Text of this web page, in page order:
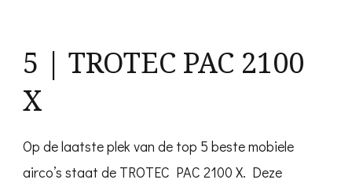
5 | TROTEC PAC 2100
X
Op de laatste plek van de top 5 beste mobiele
airco’s staat de TROTEC PAC 2100 X. Deze